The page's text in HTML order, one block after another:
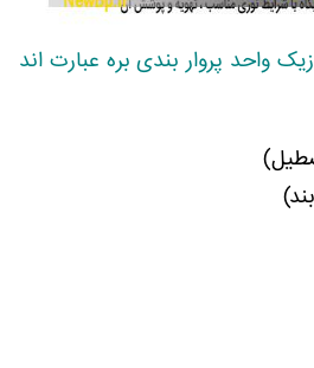
واحد پروار بندی بره عبارت اند